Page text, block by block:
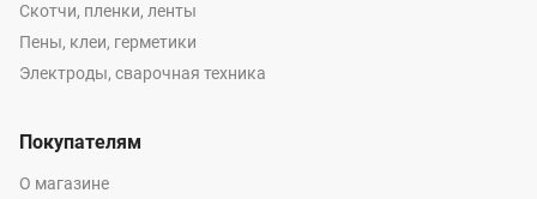
Скотчи, пленки, ленты
Пены, клеи, герметики
Электроды, сварочная техника
Покупателям
О магазине